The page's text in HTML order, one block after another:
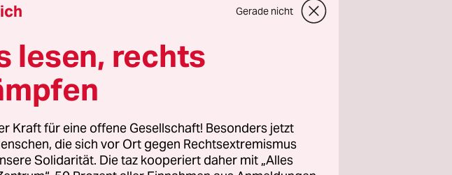
die diesen Dialog
Gerade nicht
lesen, rechts
Kraft für eine offene Gesellschaft! Besonders jetzt
die sich vor Ort gegen Rechtsextremismus
Solidarität. Die taz kooperiert daher mit „Alles